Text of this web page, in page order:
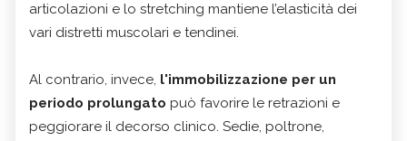
articolazioni e lo stretching mantiene l’elasticità dei
vari distretti muscolari e tendinei.
Al contrario, invece, l'immobilizzazione per un
periodo prolungato può favorire le retrazioni e
peggiorare il decorso clinico. Sedie, poltrone,